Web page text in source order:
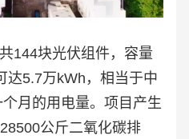
块光伏组件，容量
达5.7万kWh，相当于中
月的用电量。项目产生
公斤二氧化碳排